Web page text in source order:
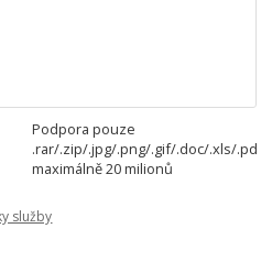
Podpora pouze
.rar/.zip/.jpg/.png/.gif/.doc/.xls/.pdf,
maximálně 20 milionů
služby